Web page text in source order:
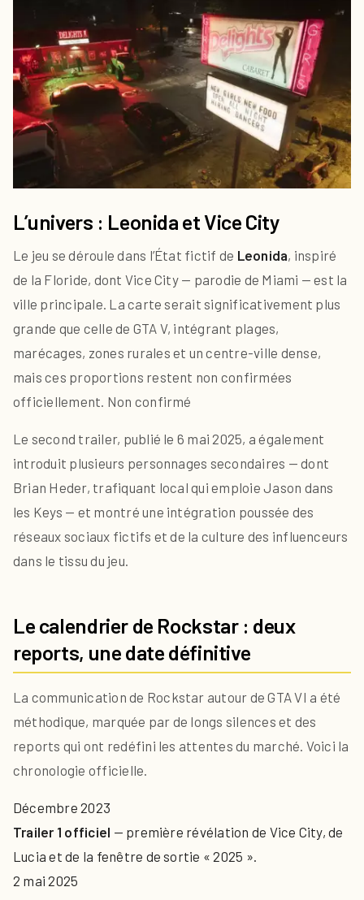
L’univers : Leonida et Vice City
Le jeu se déroule dans l’État fictif de Leonida, inspiré
de la Floride, dont Vice City — parodie de Miami — est la
ville principale. La carte serait significativement plus
grande que celle de GTA V, intégrant plages,
marécages, zones rurales et un centre-ville dense,
mais ces proportions restent non confirmées
officiellement. Non confirmé
Le second trailer, publié le 6 mai 2025, a également
introduit plusieurs personnages secondaires — dont
Brian Heder, trafiquant local qui emploie Jason dans
les Keys — et montré une intégration poussée des
réseaux sociaux fictifs et de la culture des influenceurs
dans le tissu du jeu.
Le calendrier de Rockstar : deux
reports, une date définitive
La communication de Rockstar autour de GTA VI a été
méthodique, marquée par de longs silences et des
reports qui ont redéfini les attentes du marché. Voici la
chronologie officielle.
Décembre 2023
Trailer 1 officiel — première révélation de Vice City, de
Lucia et de la fenêtre de sortie « 2025 ».
2 mai 2025